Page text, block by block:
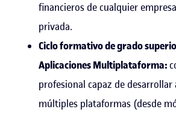
financieros de cualquier
privada.
Ciclo formativo de grado
Aplicaciones Multiplataforma:
profesional capaz de desarrollar
múltiples plataformas (desde